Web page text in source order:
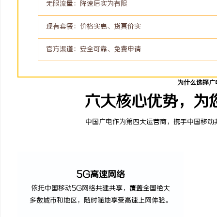
无限流量：降速后实为有限
现有套餐：价格实惠、货真价实
官方渠道：安全可靠、免费申请
为什么选择广
六大核心优势，为
中国广电作为第四大运营商，携手中国移
5G高速网络
依托中国移动5G网络共建共享，覆盖全国绝大
多数城市和地区，随时随地享受高速上网体验。